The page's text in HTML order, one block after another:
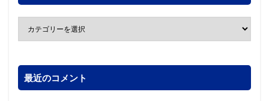
最近のコメント